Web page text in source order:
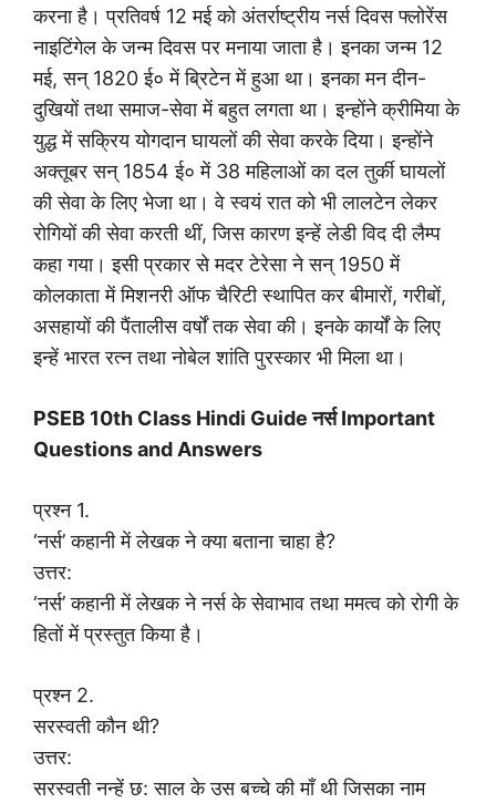
करना है। प्रतिवर्ष 12 मई को अंतर्राष्ट्रीय नर्स दिवस फ्लोरेंस
नाइटिंगेल के जन्म दिवस पर मनाया जाता है। इनका जन्म 12
मई, सन् 1820 ई० में ब्रिटेन में हुआ था। इनका मन दीन-
दुखियों तथा समाज-सेवा में बहुत लगता था। इन्होंने क्रीमिया के
युद्ध में सक्रिय योगदान घायलों की सेवा करके दिया। इन्होंने
अक्तूबर सन् 1854 ई० में 38 महिलाओं का दल तुर्की घायलों
की सेवा के लिए भेजा था। वे स्वयं रात को भी लालटेन लेकर
रोगियों की सेवा करती थीं, जिस कारण इन्हें लेडी विद दी लैम्प
कहा गया। इसी प्रकार से मदर टेरेसा ने सन् 1950 में
कोलकाता में मिशनरी ऑफ चैरिटी स्थापित कर बीमारों, गरीबों,
असहायों की पैंतालीस वर्षों तक सेवा की। इनके कार्यों के लिए
इन्हें भारत रत्न तथा नोबेल शांति पुरस्कार भी मिला था।
PSEB 10th Class Hindi Guide नर्स Important
Questions and Answers
प्रश्न 1.
‘नर्स’ कहानी में लेखक ने क्या बताना चाहा है?
उत्तर:
‘नर्स’ कहानी में लेखक ने नर्स के सेवाभाव तथा ममत्व को रोगी के
हितों में प्रस्तुत किया है।
प्रश्न 2.
सरस्वती कौन थी?
उत्तर:
सरस्वती नन्हें छ: साल के उस बच्चे की माँ थी जिसका नाम